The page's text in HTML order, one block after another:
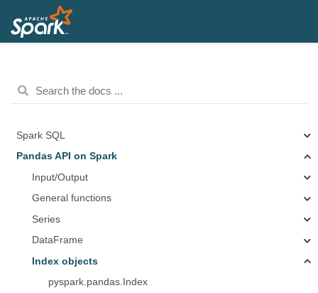
Spark SQL
Pandas API on Spark
Input/Output
General functions
Series
DataFrame
Index objects
pyspark.pandas.Index